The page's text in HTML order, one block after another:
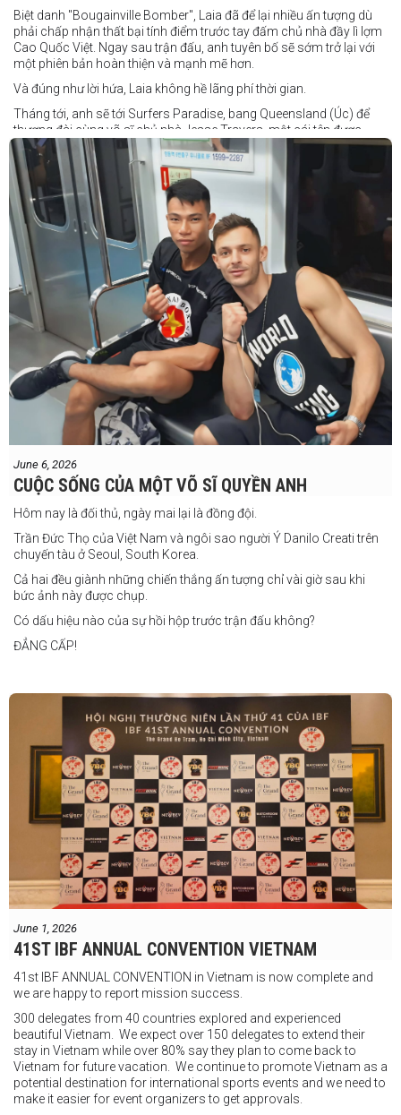
Biệt danh "Bougainville Bomber", Laia đã để lại nhiều ấn tượng dù
phải chấp nhận thất bại tính điểm trước tay đấm chủ nhà đầy lì lợm
Cao Quốc Việt. Ngay sau trận đấu, anh tuyên bố sẽ sớm trở lại với
một phiên bản hoàn thiện và mạnh mẽ hơn.
Và đúng như lời hứa, Laia không hề lãng phí thời gian.
Tháng tới, anh sẽ tới Surfers Paradise, bang Queensland (Úc) để
thượng đài cùng võ sĩ chủ nhà Jesse Travers, một cái tên được
đánh giá là có thực lực nhưng vẫn chưa nhận được sự chú ý tương
xứng.
Travers sở hữu nền tảng nghiệp dư rất đáng nể và từ lâu đã được
xem là một võ sĩ giàu tiềm năng. Trong quá khứ, anh từng có những
trận đấu rất sít sao với các đối thủ chất lượng như Clay Waterman
và Steve Spark.
Sau bảy năm rời xa võ đài, Travers trở lại thi đấu vào tháng 4 năm
nay và ngay lập tức gây ấn tượng mạnh khi hạ gục Blake Payne
ngay trong hiệp đầu tiên. Giờ đây, anh sẽ hướng tới việc nối dài đà
thăng tiến đó khi đối đầu với vị khách đến từ Papua New Guinea.
Tuy nhiên, Laia không hề e ngại thử thách phía trước.
"Đây là cơ hội tuyệt vời để tôi bước thêm một bước trên con đường
sự nghiệp," Laia chia sẻ.
"Tôi sẽ tăng hạng cân để đấu với võ sĩ người Úc này, nhưng điều đó
không thành vấn đề vì trước đây tôi đã từng thi đấu ở hạng cân đó.
thắng. Sau trận đấu này, tôi cũng đã có
một trận đấu khác được lên lịch tại
Philippines
"Tôi biết mình bắt đầu sự nghiệp quyền Anh nhà nghề khá muộn, vì
vậy tôi phải trân trọng và nắm bắt mọi cơ hội đến với mình."
FIGHTS IN THE CITY
Được tổ chức bởi Jamie Myer Productions
Jesse Travers vs Fidelis Laia
Thông tin sự kiện:
Ngày: 18 tháng 7
Địa điểm: Mantra on View, Surfers Paradise, Queensland, Úc
June 6, 2026
CUỘC SỐNG CỦA MỘT VÕ SĨ QUYỀN ANH
Hôm nay là đối thủ, ngày mai lại là đồng đội.
Trần Đức Thọ của Việt Nam và ngôi sao người Ý Danilo Creati trên
chuyến tàu ở Seoul, South Korea.
Cả hai đều giành những chiến thắng ấn tượng chỉ vài giờ sau khi
bức ảnh này được chụp.
Có dấu hiệu nào của sự hồi hộp trước trận đấu không?
ĐẲNG CẤP!
June 1, 2026
41ST IBF ANNUAL CONVENTION VIETNAM
41st IBF ANNUAL CONVENTION in Vietnam is now complete and
we are happy to report mission success.
300 delegates from 40 countries explored and experienced
beautiful Vietnam. We expect over 150 delegates to extend their
stay in Vietnam while over 80% say they plan to come back to
Vietnam for future vacation. We continue to promote Vietnam as a
potential destination for international sports events and we need to
make it easier for event organizers to get approvals.